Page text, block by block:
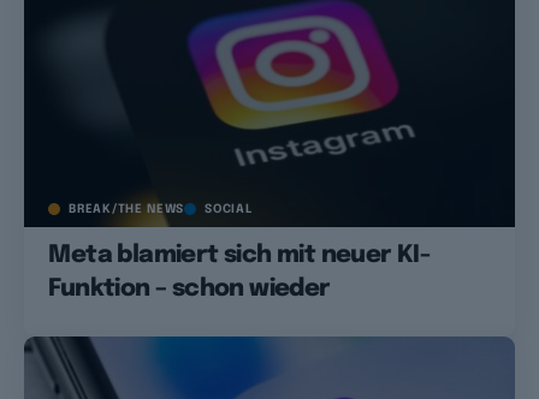
BREAK/THE NEWS SOCIAL
Meta blamiert sich mit neuer KI-
Funktion – schon wieder